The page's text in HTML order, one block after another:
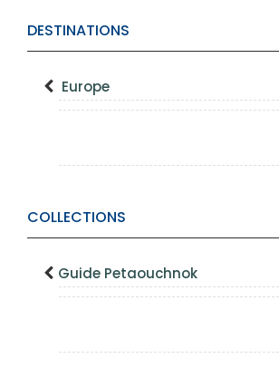
DESTINATIONS
Europe
COLLECTIONS
Guide Petaouchnok